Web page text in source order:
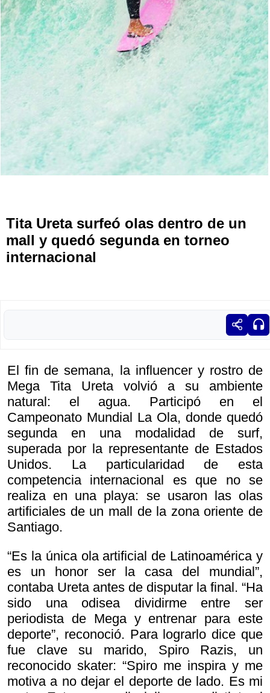
Tita Ureta surfeó olas dentro de un
mall y quedó segunda en torneo
internacional
El fin de semana, la influencer y rostro de
Mega Tita Ureta volvió a su ambiente
natural: el agua. Participó en el
Campeonato Mundial La Ola, donde quedó
segunda en una modalidad de surf,
superada por la representante de Estados
Unidos. La particularidad de esta
competencia internacional es que no se
realiza en una playa: se usaron las olas
artificiales de un mall de la zona oriente de
Santiago.
“Es la única ola artificial de Latinoamérica y
es un honor ser la casa del mundial”,
contaba Ureta antes de disputar la final. “Ha
sido una odisea dividirme entre ser
periodista de Mega y entrenar para este
deporte”, reconoció. Para lograrlo dice que
fue clave su marido, Spiro Razis, un
reconocido skater: “Spiro me inspira y me
motiva a no dejar el deporte de lado. Es mi